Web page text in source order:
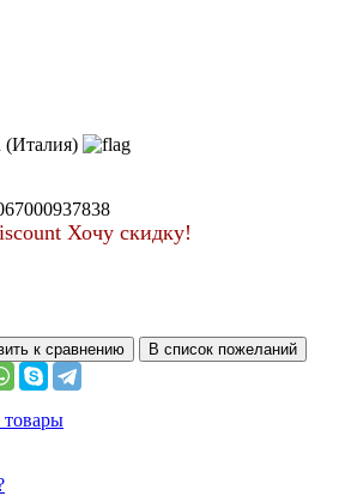
(Италия)
Хочу скидку!